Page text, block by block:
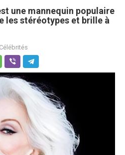
une mannequin populaire
les stéréotypes et brille à
Célébrités